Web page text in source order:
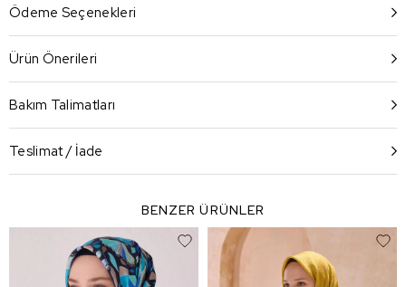
Ödeme Seçenekleri
Ürün Önerileri
Bakım Talimatları
Teslimat / İade
BENZER ÜRÜNLER